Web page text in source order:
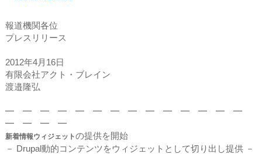
報道機関各位
プレスリリース
2012年4月16日
有限会社アクト・ブレイン
渡邉隆弘
━ ━ ━ ━ ━ ━ ━ ━ ━ ━ ━ ━ ━ ━
━ ━ ━ ━
新着情報ウィジェットの提供を開始
－ Drupal動的コンテンツをウィジェットとして切り出し提供 －